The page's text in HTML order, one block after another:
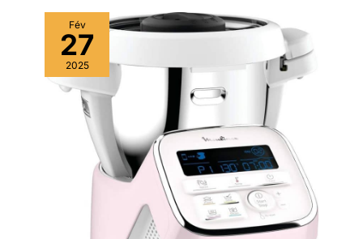
Fév
27
2025